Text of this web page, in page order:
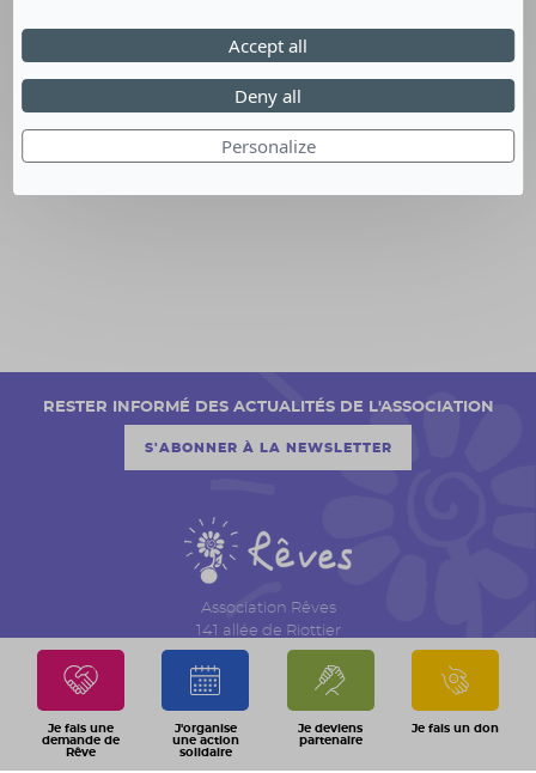
Je fais une
demande de
Rêve
J'organise
une action
solidaire
Je deviens
partenaire
Je fais un don
Association Rêves
141 allée de Riottier
CS 7007 – Limas
69651 Villefranche sur Saône Cedex
04 74 06 30 00
RESTER INFORMÉ DES ACTUALITÉS DE L'ASSOCIATION
S'ABONNER À LA NEWSLETTER
Personalize
Deny all
Accept all